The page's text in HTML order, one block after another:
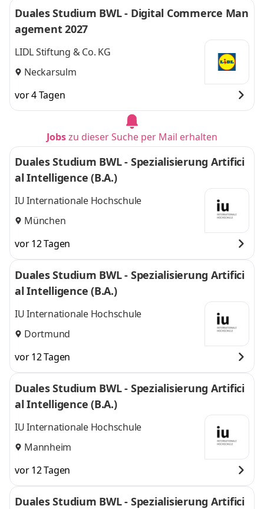
Duales Studium BWL - Digital Commerce Man
agement 2027
LIDL Stiftung & Co. KG
Neckarsulm
vor 4 Tagen
Jobszu dieser Suche per Mail erhalten
Duales Studium BWL - Spezialisierung Artifici
al Intelligence (B.A.)
IU Internationale Hochschule
München
vor 12 Tagen
Duales Studium BWL - Spezialisierung Artifici
al Intelligence (B.A.)
IU Internationale Hochschule
Dortmund
vor 12 Tagen
Duales Studium BWL - Spezialisierung Artifici
al Intelligence (B.A.)
IU Internationale Hochschule
Mannheim
vor 12 Tagen
Duales Studium BWL - Spezialisierung Artifici